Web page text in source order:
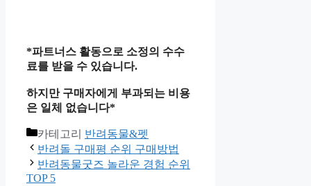
*파트너스 활동으로 소정의 수수
료를 받을 수 있습니다.
하지만 구매자에게 부과되는 비용
은 일체 없습니다*
카테고리 반려동물&펫
반려돌 구매평 순위 구매방법
반려동물굿즈 놀라운 경험 순위
TOP 5